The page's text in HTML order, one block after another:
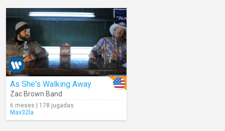
As She's Walking Away
Zac Brown Band
6 meses | 178 jugadas
Max32la